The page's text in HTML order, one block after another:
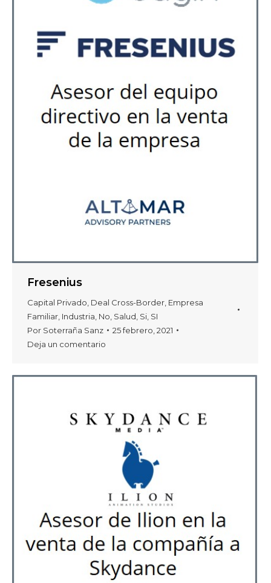
Fresenius
Capital Privado Deal Cross-Border Empresa
Familiar Industria No Salud Si SI
Por Soterraña Sanz
25 febrero, 2021
Deja un comentario